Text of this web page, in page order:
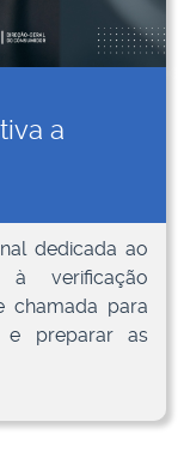
a
dedicada ao
à verificação
chamada para
e preparar as